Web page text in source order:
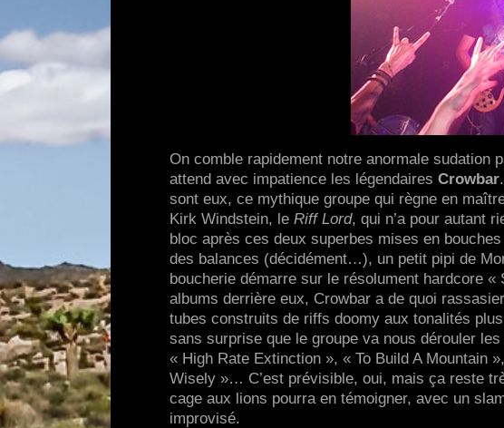
On comble rapidement notre anormale sudation
attend avec impatience les légendaires Crowbar
sont eux, ce mythique groupe qui règne en
Kirk Windstein, le Riff Lord, qui n’a pour autant
bloc après ces deux superbes mises en
des balances (décidément…), un petit pipi de
boucherie démarre sur le résolument hardcore
albums derrière eux, Crowbar a de quoi
tubes construits de riffs doomy aux tonalités
sans surprise que le groupe va nous dérouler
« High Rate Extinction », « To Build A Mountain
Wisely »… C’est prévisible, oui, mais ça reste
cage aux lions pourra en témoigner, avec un
improvisé.